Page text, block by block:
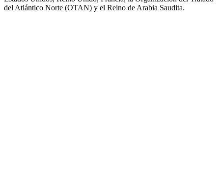
del Atlántico Norte (OTAN) y el Reino de Arabia Saudita.